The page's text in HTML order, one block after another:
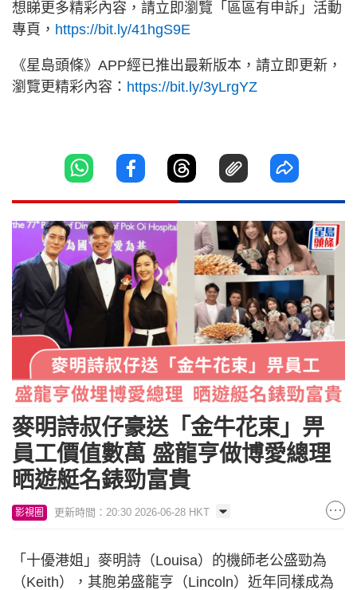
想睇更多精彩內容，請立即瀏覽「區區有申訴」活動
專頁， https://bit.ly/41hgS9E
《星島頭條》APP經已推出最新版本，請立即更新，
瀏覽更精彩內容： https://bit.ly/3yLrgYZ
麥明詩叔仔豪送「金牛花束」畀
員工價值數萬 盛龍亨做博愛總理
晒遊艇名錶勁富貴
影視圈 更新時間：20:30 2026-06-28 HKT
「十優港姐」麥明詩（Louisa）的機師老公盛勁為
（Keith），其胞弟盛龍亨（Lincoln）近年同樣成為